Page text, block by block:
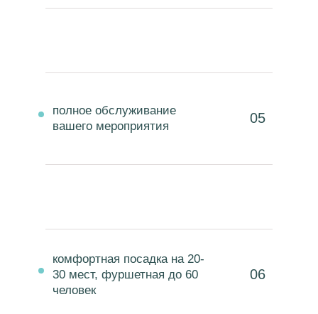
полное обслуживание
вашего мероприятия
05
комфортная посадка на 20-
30 мест, фуршетная до 60
человек
06